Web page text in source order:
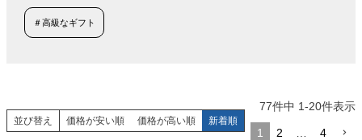
＃高級なギフト
並び替え 価格が安い順 価格が高い順 新着順
77件中 1-20件表示
1 2 4